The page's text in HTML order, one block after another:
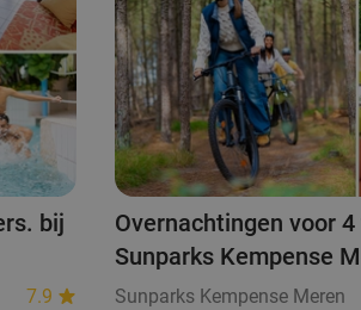
bij
7.9
Overnachtingen voor
Sunparks Kempense
Sunparks Kempense Meren